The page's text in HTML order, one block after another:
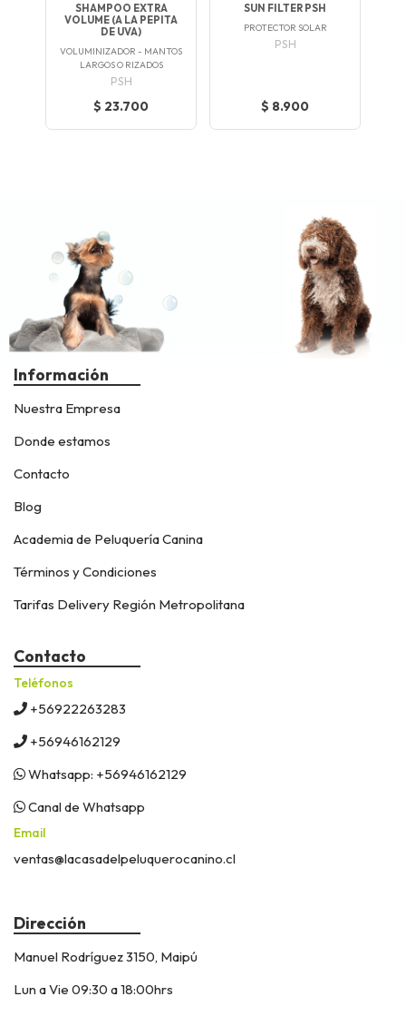
SHAMPOO EXTRA
VOLUME (A LA PEPITA
DE UVA)
VOLUMINIZADOR - MANTOS
LARGOS O RIZADOS
PSH
$ 23.700
SUN FILTER PSH
PROTECTOR SOLAR
PSH
$ 8.900
Información
Nuestra Empresa
Donde estamos
Contacto
Blog
Academia de Peluquería Canina
Términos y Condiciones
Tarifas Delivery Región Metropolitana
Contacto
Teléfonos
+56922263283
+56946162129
Whatsapp: +56946162129
Canal de Whatsapp
Email
ventas@lacasadelpeluquerocanino.cl
Dirección
Manuel Rodríguez 3150, Maipú
Lun a Vie 09:30 a 18:00hrs